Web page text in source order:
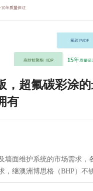
，超氟碳彩涂
有
墙面维护系统的市场需求，
，继澳洲博思格（BHP）不
国、秋冠钢铁对不锈钢彩涂